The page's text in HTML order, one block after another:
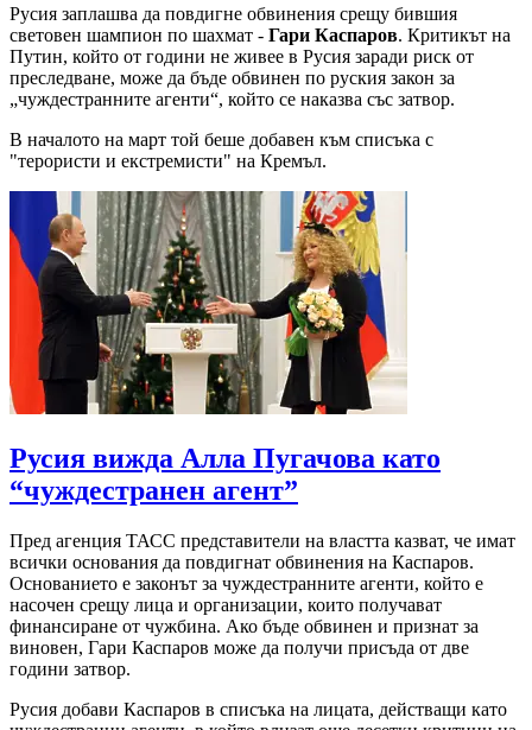
Русия заплашва да повдигне обвинения срещу бившия
световен шампион по шахмат - Гари Каспаров. Критикът на
Путин, който от години не живее в Русия заради риск от
преследване, може да бъде обвинен по руския закон за
„чуждестранните агенти“, който се наказва със затвор.
В началото на март той беше добавен към списъка с
"терористи и екстремисти" на Кремъл.
Русия вижда Алла Пугачова като
“чуждестранен агент”
Пред агенция ТАСС представители на властта казват, че имат
всички основания да повдигнат обвинения на Каспаров.
Основанието е законът за чуждестранните агенти, който е
насочен срещу лица и организации, които получават
финансиране от чужбина. Ако бъде обвинен и признат за
виновен, Гари Каспаров може да получи присъда от две
години затвор.
Русия добави Каспаров в списъка на лицата, действащи като